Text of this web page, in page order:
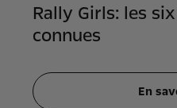
Rally Girls: les
connues
En